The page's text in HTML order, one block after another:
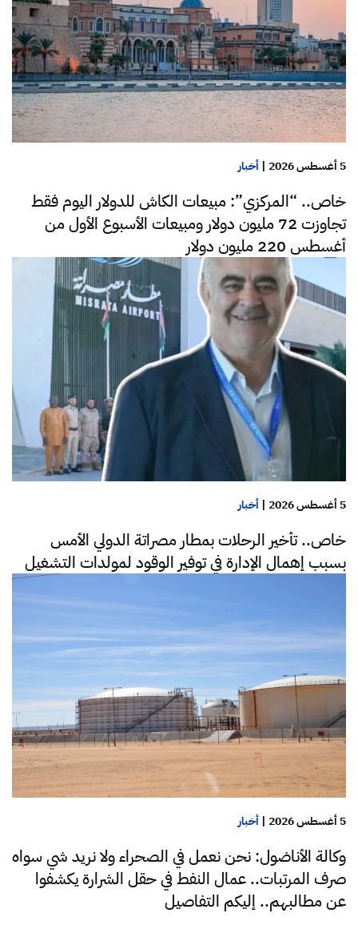
5 أغسطس 2026 | أخبار
خاص.. “المركزي”: مبيعات الكاش للدولار اليوم فقط
تجاوزت 72 مليون دولار ومبيعات الأسبوع الأول من
أغسطس 220 مليون دولار
5 أغسطس 2026 | أخبار
خاص.. تأخير الرحلات بمطار مصراتة الدولي الأمس
بسبب إهمال الإدارة في توفير الوقود لمولدات التشغيل
5 أغسطس 2026 | أخبار
وكالة الأناضول: نحن نعمل في الصحراء ولا نريد شي سواه
صرف المرتبات.. عمال النفط في حقل الشرارة يكشفوا
عن مطالبهم.. إليكم التفاصيل